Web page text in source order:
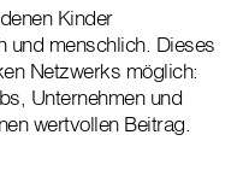
Kinder
und menschlich. Dieses
Netzwerks möglich:
Unternehmen und
wertvollen Beitrag.